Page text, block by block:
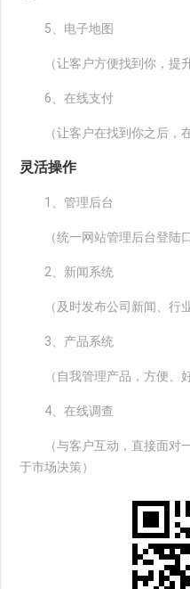
5、电子地图
（让客户方便找到你，提升
6、在线支付
（让客户在找到你之后，在
灵活操作
1、管理后台
（统一网站管理后台登陆口
2、新闻系统
（及时发布公司新闻、行业
3、产品系统
（自我管理产品，方便、好
4、在线调查
（与客户互动，直接面对一
于市场决策）